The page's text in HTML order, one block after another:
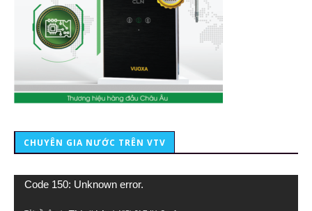
CHUYÊN GIA NƯỚC TRÊN VTV
Trình
Code 150: Unknown error.